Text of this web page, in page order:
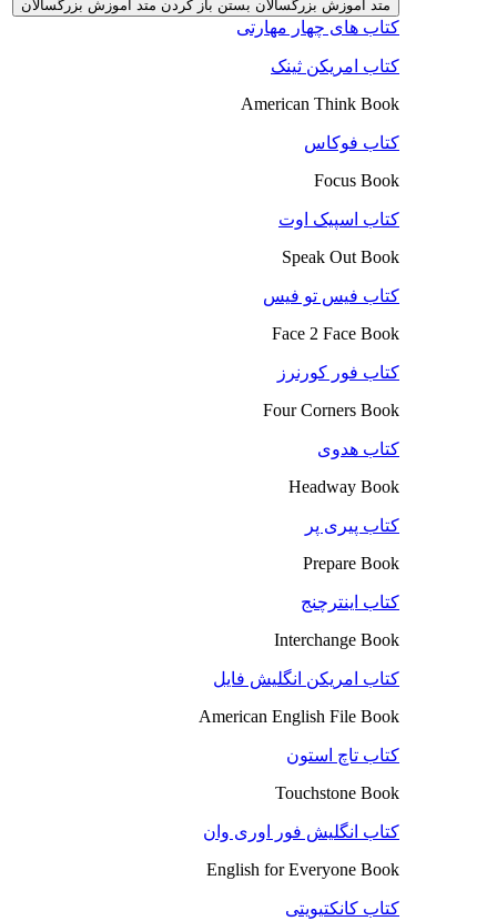
متد آموزش بزرگسالان بستن باز کردن متد آموزش بزرگسالان
کتاب های چهار مهارتی
کتاب امریکن ثینک
American Think Book
کتاب فوکاس
Focus Book
کتاب اسپیک اوت
Speak Out Book
کتاب فیس تو فیس
Face 2 Face Book
کتاب فور کورنرز
Four Corners Book
کتاب هدوی
Headway Book
کتاب پیری پر
Prepare Book
کتاب اینترچنج
Interchange Book
کتاب امریکن انگلیش فایل
American English File Book
کتاب تاچ استون
Touchstone Book
کتاب انگلیش فور اوری وان
English for Everyone Book
کتاب کانکتیویتی